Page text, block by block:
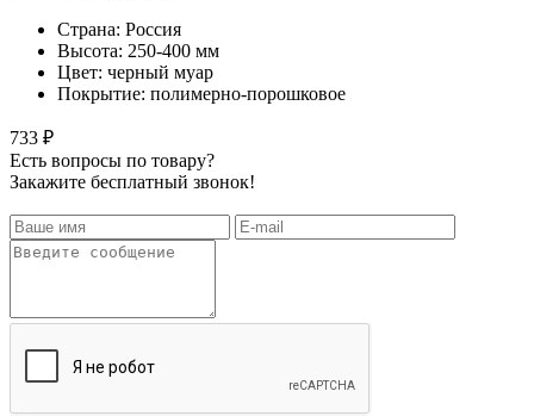
Страна: Россия
Высота: 250-400 мм
Цвет: черный муар
Покрытие: полимерно-порошковое
733 ₽
Есть вопросы по товару?
Закажите бесплатный звонок!